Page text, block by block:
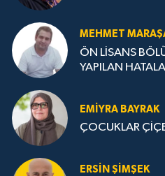
MEHMET
ÖN LİSANS
YAPILAN
EMIYRA BAYRAK
ÇOCUKLAR
ERSIN ŞIMŞEK